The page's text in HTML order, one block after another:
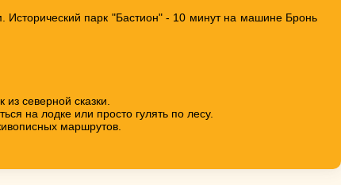
Исторический парк "Бастион" - 10 минут на машине Бронь
северной сказки.
на лодке или просто гулять по лесу.
маршрутов.